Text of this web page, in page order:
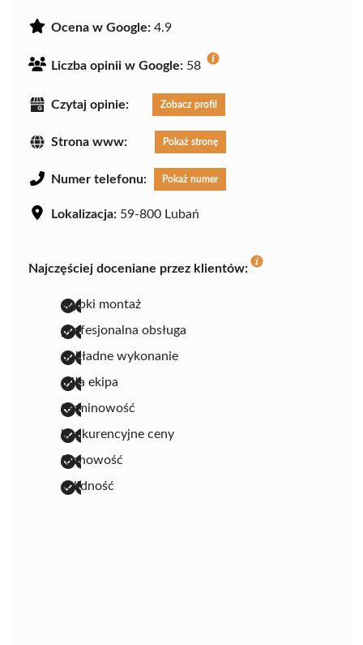
Ocena w Google: 4.9
Liczba opinii w Google: 58
Czytaj opinie: Zobacz profil
Strona www: Pokaż stronę
Numer telefonu: Pokaż numer
Lokalizacja: 59-800 Lubań
Najczęściej doceniane przez klientów:
szybki montaż
profesjonalna obsługa
dokładne wykonanie
miła ekipa
terminowość
konkurencyjne ceny
fachowość
solidność